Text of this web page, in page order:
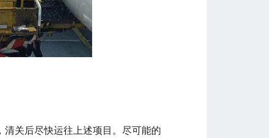
关后尽快运往上述项目。尽可能的